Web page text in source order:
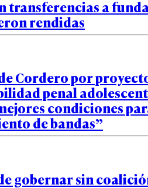
transferencias a
rendidas
Cordero por
penal
condiciones
de bandas”
gobernar sin